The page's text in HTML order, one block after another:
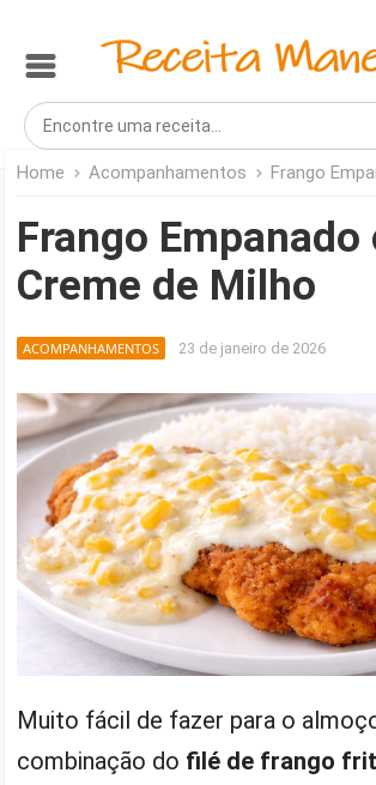
Home Acompanhamentos Frango
Frango Empanado
Creme de Milho
ACOMPANHAMENTOS 23 de janeiro de 2026
Muito fácil de fazer para o
combinação do filé de frango